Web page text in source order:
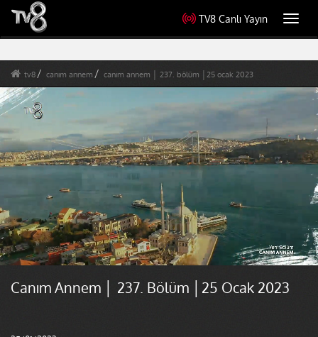
TV8 Canlı Yayın
tv8 canım annem canım annem │ 237. bölüm │25 ocak 2023
Canım Annem │ 237. Bölüm │25 Ocak 2023